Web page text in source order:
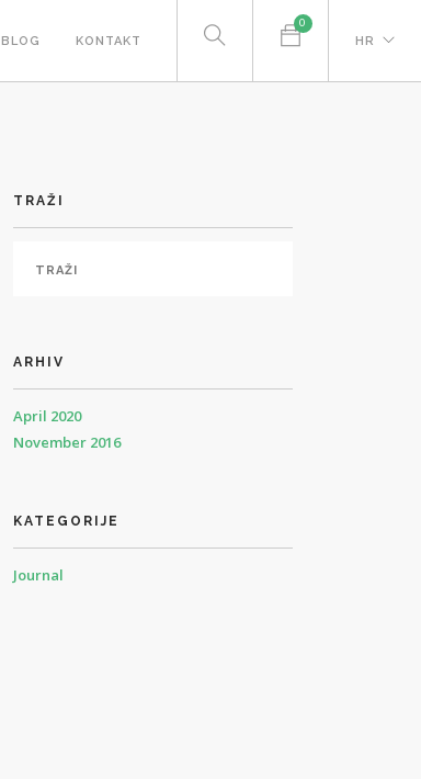
BLOG KONTAKT
0
HR
TRAŽI
ARHIV
April 2020
November 2016
KATEGORIJE
Journal